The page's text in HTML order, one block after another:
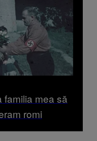
familia mea să
romi